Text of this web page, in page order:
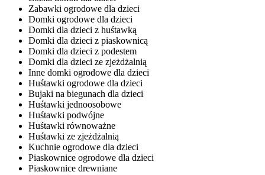
Zabawki ogrodowe dla dzieci
Domki ogrodowe dla dzieci
Domki dla dzieci z huśtawką
Domki dla dzieci z piaskownicą
Domki dla dzieci z podestem
Domki dla dzieci ze zjeżdżalnią
Inne domki ogrodowe dla dzieci
Huśtawki ogrodowe dla dzieci
Bujaki na biegunach dla dzieci
Huśtawki jednoosobowe
Huśtawki podwójne
Huśtawki równoważne
Huśtawki ze zjeżdżalnią
Kuchnie ogrodowe dla dzieci
Piaskownice ogrodowe dla dzieci
Piaskownice drewniane